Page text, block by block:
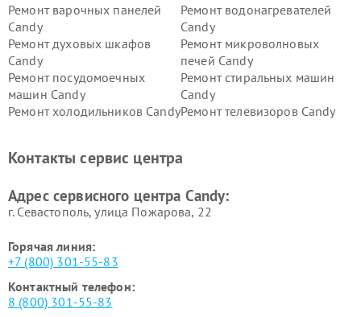
Ремонт варочных панелей
Candy
Ремонт водонагревателей
Candy
Ремонт духовых шкафов
Candy
Ремонт микроволновых
печей Candy
Ремонт посудомоечных
машин Candy
Ремонт стиральных машин
Candy
Ремонт холодильников CandyРемонт телевизоров Candy
Контакты сервис центра
Адрес сервисного центра Candy:
г. Севастополь, улица Пожарова, 22
Горячая линия:
+7 (800) 301-55-83
Контактный телефон:
8 (800) 301-55-83